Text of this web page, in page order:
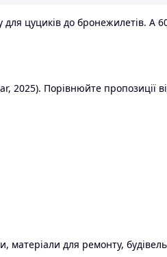
цуциків до бронежилетів. А 60
Порівнюйте пропозиції
матеріали для ремонту,